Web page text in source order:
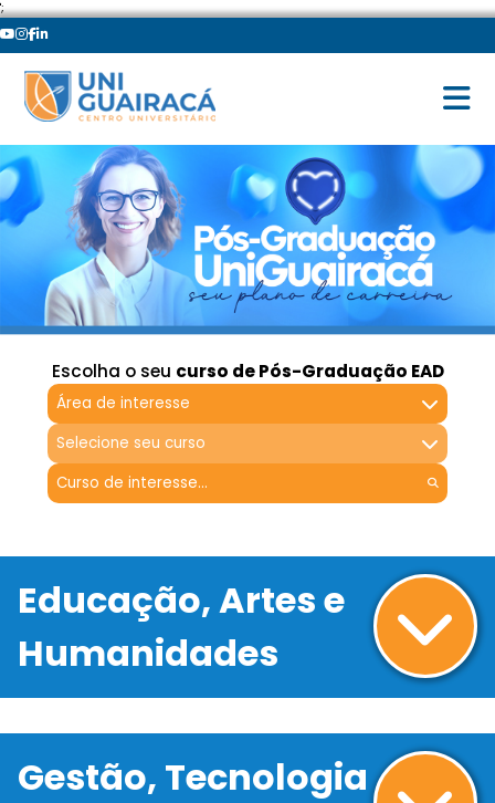
';
Escolha o seu curso de Pós-Graduação EAD
Área de interesse
Selecione seu curso
Educação, Artes e
Humanidades
Gestão, Tecnologia